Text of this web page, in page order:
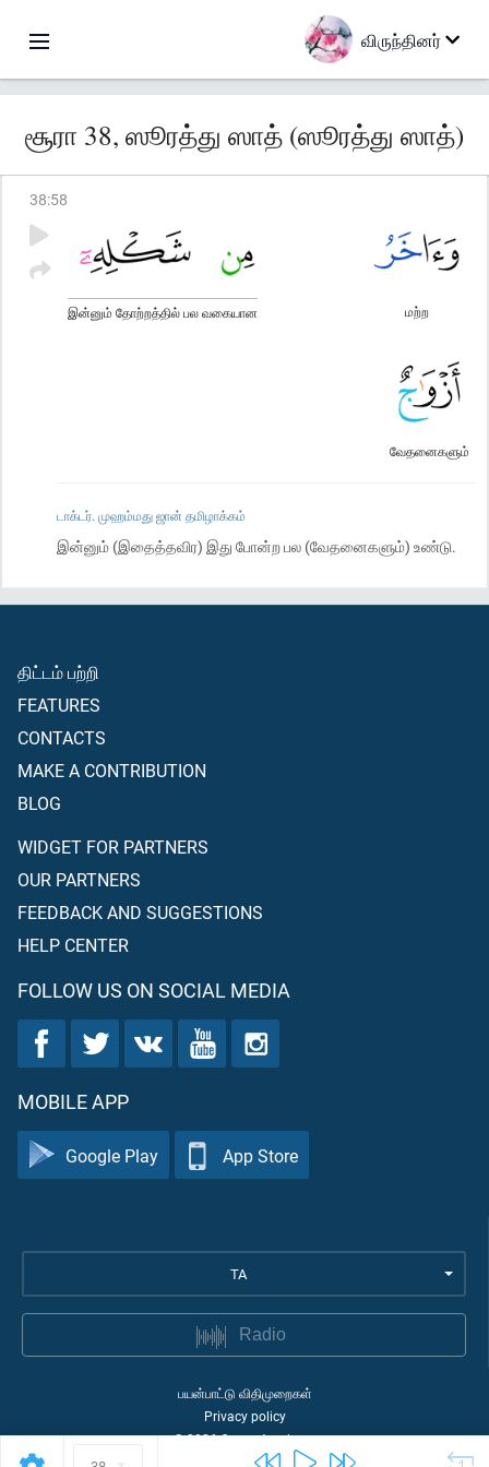
விருந்தினர்
சூரா 38, ஸூரத்து ஸாத் (ஸூரத்து ஸாத்)
38:58
மற்ற
இன்னும் தோற்றத்தில் பல வகையான
வேதனைகளும்
டாக்டர். முஹம்மது ஜான் தமிழாக்கம்
இன்னும் (இதைத்தவிர) இது போன்ற பல (வேதனைகளும்) உண்டு.
திட்டம் பற்றி
FEATURES
CONTACTS
MAKE A CONTRIBUTION
BLOG
WIDGET FOR PARTNERS
OUR PARTNERS
FEEDBACK AND SUGGESTIONS
HELP CENTER
FOLLOW US ON SOCIAL MEDIA
MOBILE APP
Google Play App Store
TA
Radio
பயன்பாட்டு விதிமுறைகள்
Privacy policy
©2026Quran Academy